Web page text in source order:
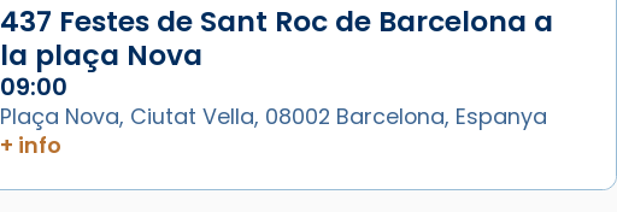
437 Festes de Sant Roc de Barcelona a
la plaça Nova
09:00
Plaça Nova, Ciutat Vella, 08002 Barcelona, Espanya
+ info